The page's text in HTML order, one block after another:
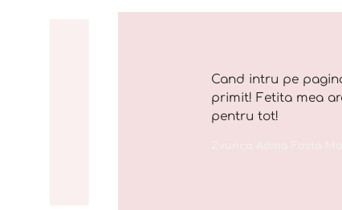
Cand intru pe
primit! Fetita mea
pentru tot!